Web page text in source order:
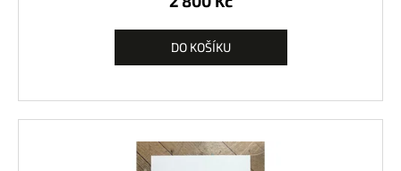
DO KOŠÍKU